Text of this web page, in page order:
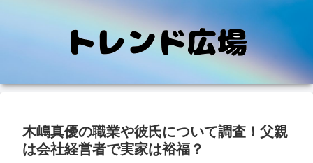
木嶋真優の職業や彼氏について調査！父親
は会社経営者で実家は裕福？